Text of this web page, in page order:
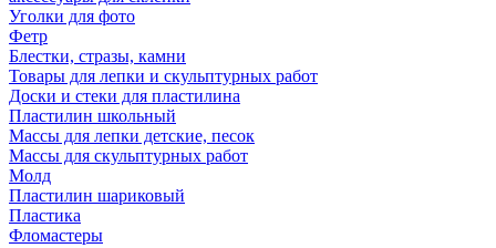
Уголки для фото
Фетр
Блестки, стразы, камни
Товары для лепки и скульптурных работ
Доски и стеки для пластилина
Пластилин школьный
Массы для лепки детские, песок
Массы для скульптурных работ
Молд
Пластилин шариковый
Пластика
Фломастеры